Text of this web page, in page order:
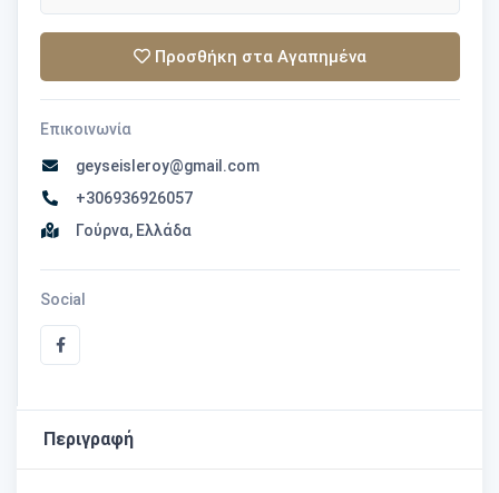
Προσθήκη στα Αγαπημένα
Επικοινωνία
geyseisleroy@gmail.com
+306936926057
Γούρνα, Ελλάδα
Social
Περιγραφή